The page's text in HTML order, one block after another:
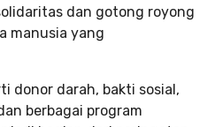
dan gotong royong
manusia yang
donor darah, bakti sosial,
berbagai program